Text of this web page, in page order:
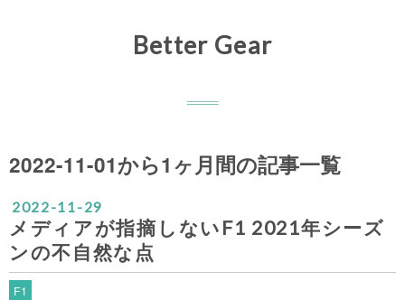
Better Gear
2022-11-01から1ヶ月間の記事一覧
2022-11-29
メディアが指摘しないF1 2021年シーズ
ンの不自然な点
F1